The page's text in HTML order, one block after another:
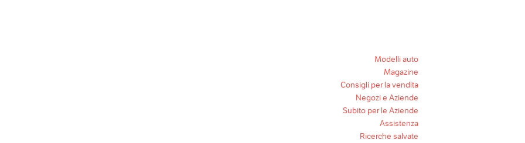
Modelli auto
Magazine
Consigli per la vendita
Negozi e Aziende
Subito per le Aziende
Assistenza
Ricerche salvate